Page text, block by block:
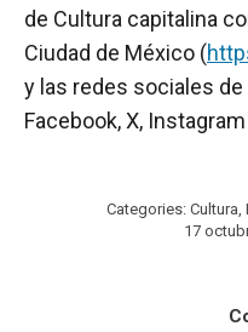
de Cultura capitalina
Ciudad de México (
y las redes sociales de
Facebook, X,
Categories: Cultura,
17